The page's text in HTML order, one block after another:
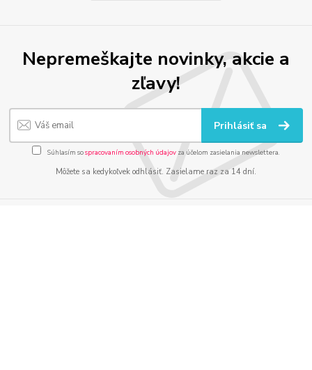
Nepremeškajte novinky, akcie a
zľavy!
Prihlásiť sa
Súhlasím sospracovaním osobných údajov za účelom zasielania newslettera.
Môžete sa kedykoľvek odhlásiť. Zasielame raz za 14 dní.